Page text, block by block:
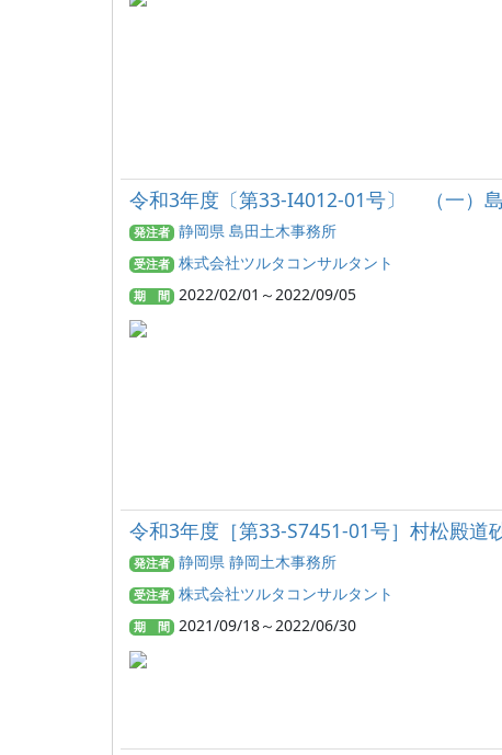
令和3年度〔第33-I4012-01号〕 （一）
発注者 静岡県 島田土木事務所
受注者 株式会社ツルタコンサルタント
期 間 2022/02/01～2022/09/05
令和3年度［第33-S7451-01号］村松殿道
発注者 静岡県 静岡土木事務所
受注者 株式会社ツルタコンサルタント
期 間 2021/09/18～2022/06/30